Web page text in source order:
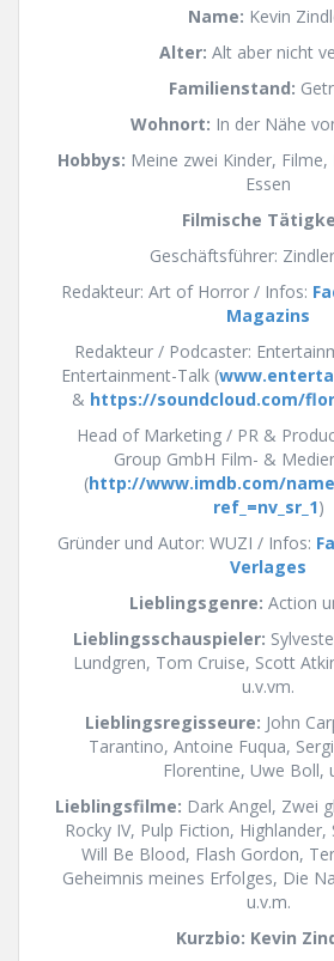
Name: Kevin
Alter: Alt aber nicht
Familienstand:
Wohnort: In der Nähe
Hobbys: Meine zwei Kinder,
Essen
Filmische
Geschäftsführer:
Redakteur: Art of Horror / Infos:
Magazins
Redakteur / Podcaster:
Entertainment-Talk (
& https://soundcloud.com/
Head of Marketing / PR &
Group GmbH Film- &
(http://www.imdb.com/
ref_=nv_sr_1)
Gründer und Autor: WUZI / Infos:
Verlages
Lieblingsgenre: Action
Lieblingsschauspieler:
Lundgren, Tom Cruise, Scott
u.v.vm.
Lieblingsregisseure: John
Tarantino, Antoine Fuqua,
Florentine, Uwe Boll,
Lieblingsfilme: Dark Angel, Zwei
Rocky IV, Pulp Fiction,
Will Be Blood, Flash Gordon,
Geheimnis meines Erfolges, Die
u.v.m.
Kurzbio: Kevin